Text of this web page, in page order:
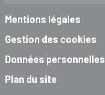
Mentions légales
Gestion des cookies
Données personnelles
Plan du site